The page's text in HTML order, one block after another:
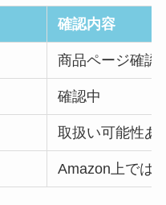
確認内容
商品ページ確認
確認中
取扱い可能性あ
Amazon上では